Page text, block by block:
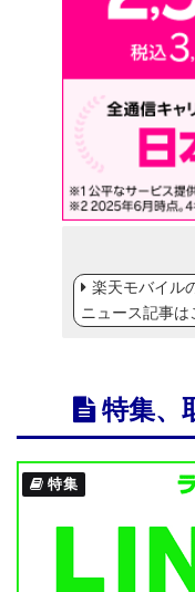
楽天モバイル
ニュース記事は
特集、
特集